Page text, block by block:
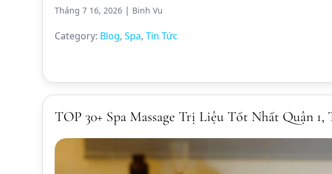
Tháng 7 16, 2026 | Binh Vu
Category: Blog, Spa, Tin Tức
TOP 30+ Spa Massage Trị Liệu Tốt Nhất Quận